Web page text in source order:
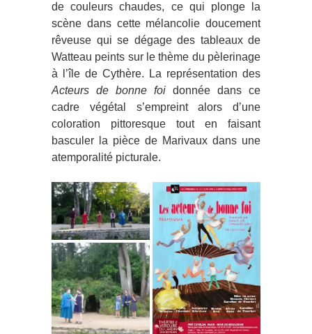
de couleurs chaudes, ce qui plonge la
scène dans cette mélancolie doucement
rêveuse qui se dégage des tableaux de
Watteau peints sur le thème du pèlerinage
à l’île de Cythère. La représentation des
Acteurs de bonne foi donnée dans ce
cadre végétal s’empreint alors d’une
coloration pittoresque tout en faisant
basculer la pièce de Marivaux dans une
atemporalité picturale.